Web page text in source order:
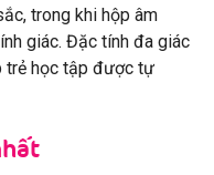
trong khi hộp âm
giác. Đặc tính đa giác
trẻ học tập được tự